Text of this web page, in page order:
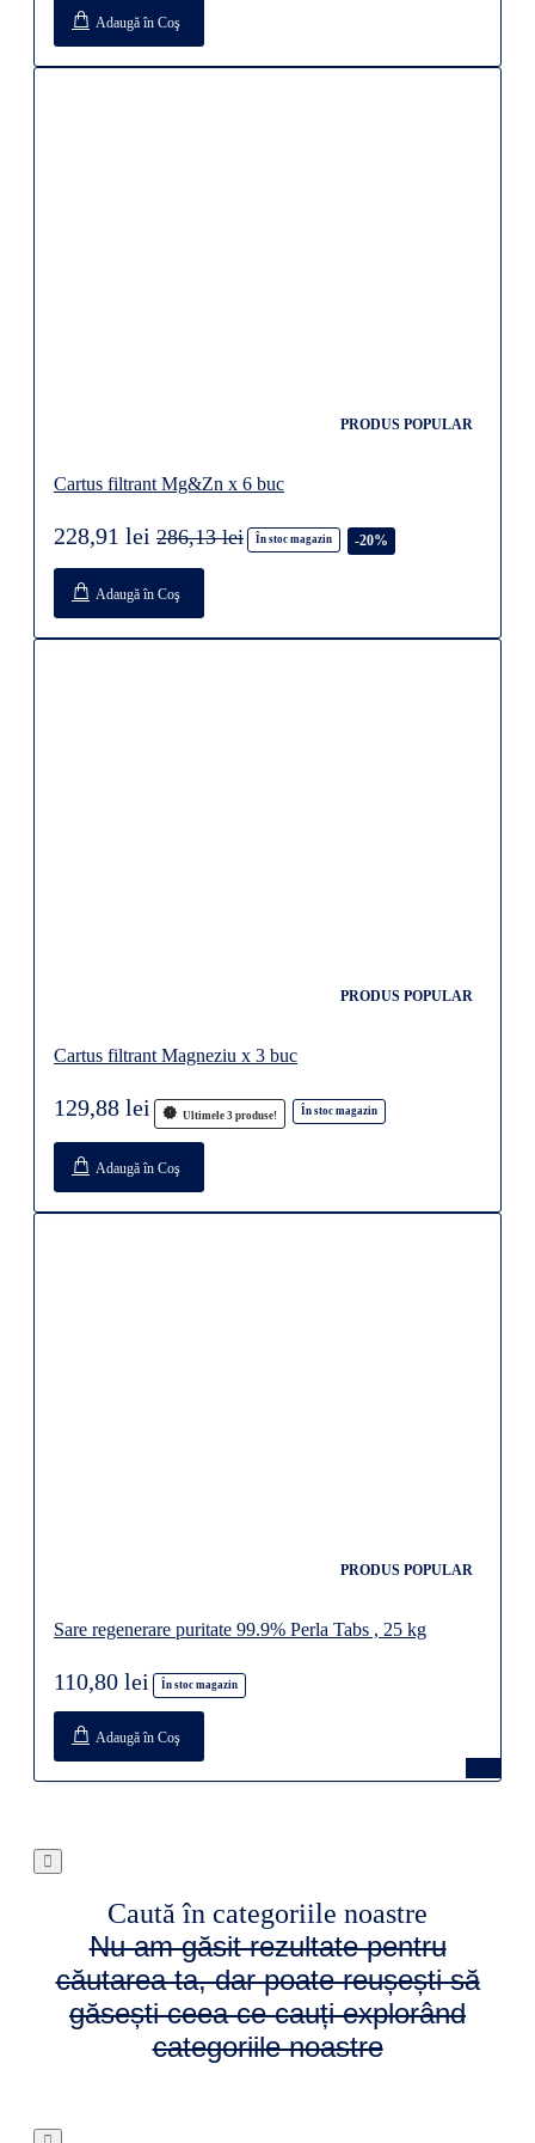
Adaugă în Coş
PRODUS POPULAR
Cartus filtrant Mg&Zn x 6 buc
În stoc magazin -20%
228,91 lei 286,13 lei
Adaugă în Coş
PRODUS POPULAR
Cartus filtrant Magneziu x 3 buc
Ultimele 3 produse! În stoc magazin
129,88 lei
Adaugă în Coş
PRODUS POPULAR
Sare regenerare puritate 99.9% Perla Tabs , 25 kg
În stoc magazin
110,80 lei
Adaugă în Coş
Caută în categoriile noastre
Nu am găsit rezultate pentru
căutarea ta, dar poate reușești să
găsești ceea ce cauți explorând
categoriile noastre